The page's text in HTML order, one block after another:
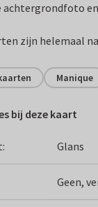
achtergrondfoto
zijn helemaal
Manique
bij deze kaart
Glans
Geen,